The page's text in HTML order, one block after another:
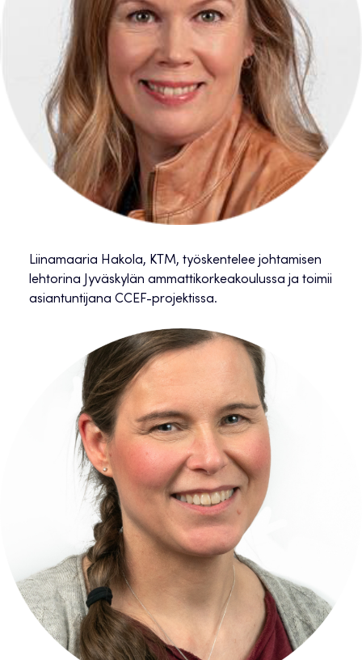
Liinamaaria Hakola, KTM, työskentelee johtamisen
lehtorina Jyväskylän ammattikorkeakoulussa ja toimii
asiantuntijana CCEF-projektissa.